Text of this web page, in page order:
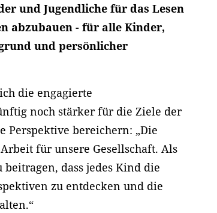
und Jugendliche für das Lesen
abzubauen - für alle Kinder,
und persönlicher
die engagierte
noch stärker für die Ziele der
Perspektive bereichern: „Die
für unsere Gesellschaft. Als
dass jedes Kind die
zu entdecken und die